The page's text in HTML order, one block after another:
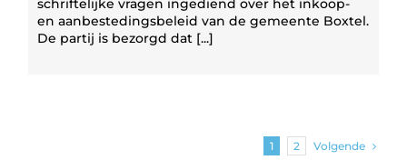
schriftelijke vragen ingediend over het inkoop-
en aanbestedingsbeleid van de gemeente Boxtel.
De partij is bezorgd dat [...]
1 2 Volgende